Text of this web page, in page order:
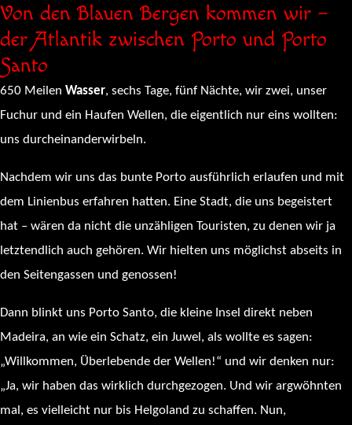
Von den Blauen Bergen kommen wir –
der Atlantik zwischen Porto und Porto
Santo
650 Meilen Wasser, sechs Tage, fünf Nächte, wir zwei, unser
Fuchur und ein Haufen Wellen, die eigentlich nur eins wollten:
uns durcheinanderwirbeln.
Nachdem wir uns das bunte Porto ausführlich erlaufen und mit
dem Linienbus erfahren hatten. Eine Stadt, die uns begeistert
hat – wären da nicht die unzähligen Touristen, zu denen wir ja
letztendlich auch gehören. Wir hielten uns möglichst abseits in
den Seitengassen und genossen!
Dann blinkt uns Porto Santo, die kleine Insel direkt neben
Madeira, an wie ein Schatz, ein Juwel, als wollte es sagen:
„Willkommen, Überlebende der Wellen!“ und wir denken nur:
„Ja, wir haben das wirklich durchgezogen. Und wir argwöhnten
mal, es vielleicht nur bis Helgoland zu schaffen. Nun,